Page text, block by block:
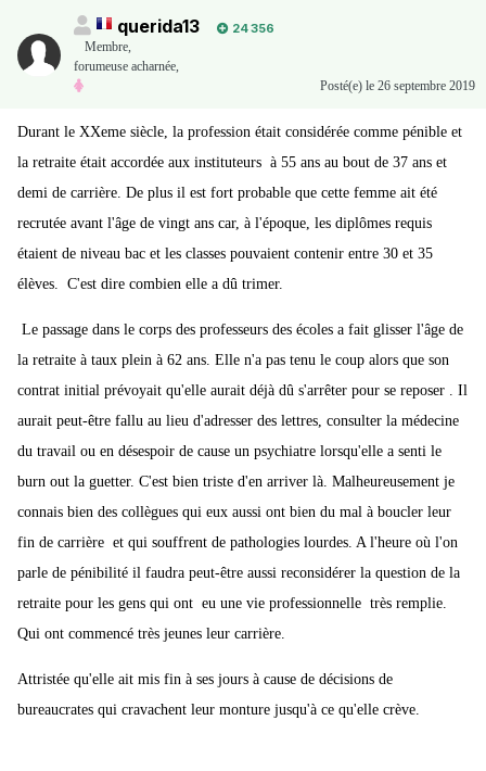
querida13
24 356
Membre,
forumeuse acharnée,
Posté(e) le 26 septembre 2019
Durant le XXeme siècle, la profession était considérée comme pénible et
la retraite était accordée aux instituteurs à 55 ans au bout de 37 ans et
demi de carrière. De plus il est fort probable que cette femme ait été
recrutée avant l'âge de vingt ans car, à l'époque, les diplômes requis
étaient de niveau bac et les classes pouvaient contenir entre 30 et 35
élèves. C'est dire combien elle a dû trimer.
Le passage dans le corps des professeurs des écoles a fait glisser l'âge de
la retraite à taux plein à 62 ans. Elle n'a pas tenu le coup alors que son
contrat initial prévoyait qu'elle aurait déjà dû s'arrêter pour se reposer . Il
aurait peut-être fallu au lieu d'adresser des lettres, consulter la médecine
du travail ou en désespoir de cause un psychiatre lorsqu'elle a senti le
burn out la guetter. C'est bien triste d'en arriver là. Malheureusement je
connais bien des collègues qui eux aussi ont bien du mal à boucler leur
fin de carrière et qui souffrent de pathologies lourdes. A l'heure où l'on
parle de pénibilité il faudra peut-être aussi reconsidérer la question de la
retraite pour les gens qui ont eu une vie professionnelle très remplie.
Qui ont commencé très jeunes leur carrière.
Attristée qu'elle ait mis fin à ses jours à cause de décisions de
bureaucrates qui cravachent leur monture jusqu'à ce qu'elle crève.